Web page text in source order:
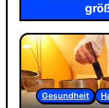
Gesundheit